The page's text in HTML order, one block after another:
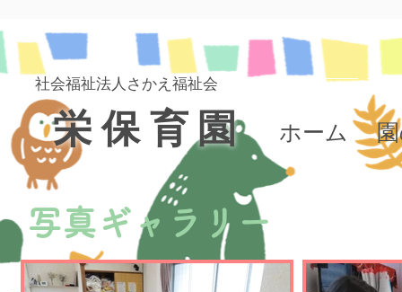
社会福祉法人さかえ​福祉会
栄保育園 ホーム
写真ギャラリー